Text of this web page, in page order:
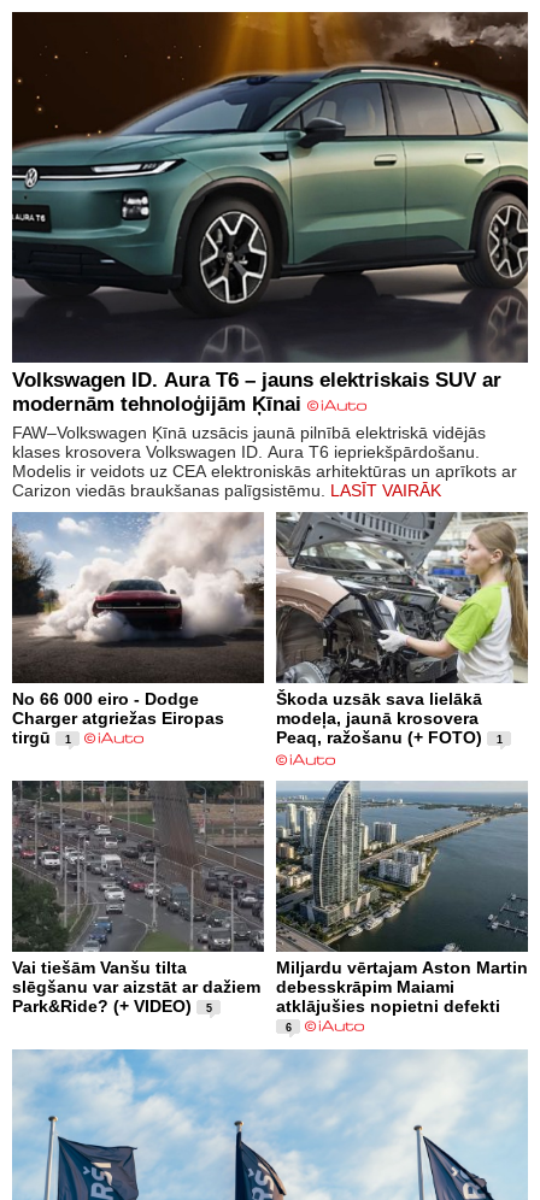
Volkswagen ID. Aura T6 – jauns elektriskais SUV ar
modernām tehnoloģijām Ķīnai
FAW–Volkswagen Ķīnā uzsācis jaunā pilnībā elektriskā vidējās
klases krosovera Volkswagen ID. Aura T6 iepriekšpārdošanu.
Modelis ir veidots uz CEA elektroniskās arhitektūras un aprīkots ar
Carizon viedās braukšanas palīgsistēmu. LASĪT VAIRĀK
No 66 000 eiro - Dodge
Charger atgriežas Eiropas
tirgū
1
Škoda uzsāk sava lielākā
modeļa, jaunā krosovera
Peaq, ražošanu (+ FOTO)
1
Vai tiešām Vanšu tilta
slēgšanu var aizstāt ar dažiem
Park&Ride? (+ VIDEO)
5
Miljardu vērtajam Aston Martin
debesskrāpim Maiami
atklājušies nopietni defekti
6